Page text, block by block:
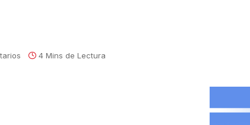
4 Mins de Lectura